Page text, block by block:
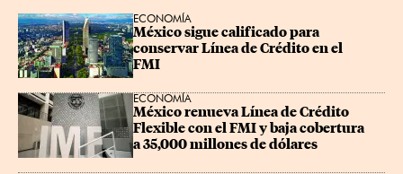
ECONOMÍA
México sigue calificado para
conservar Línea de Crédito en el
FMI
ECONOMÍA
México renueva Línea de Crédito
Flexible con el FMI y baja cobertura
a 35,000 millones de dólares